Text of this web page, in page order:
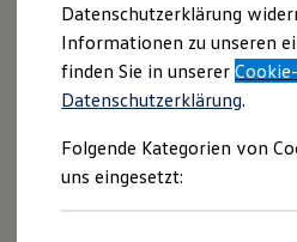
Gebraucht- und
VGSG
Datenschutzerklärung
Informationen zu unseren
finden Sie in unserer
Datenschutzerklärung.
Folgende Kategorien von
uns eingesetzt: